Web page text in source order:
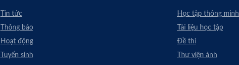
Tin tức
Thông báo
Hoạt động
Tuyển sinh
Học tập thông minh
Tài liệu học tập
Đề thi
Thư viện ảnh